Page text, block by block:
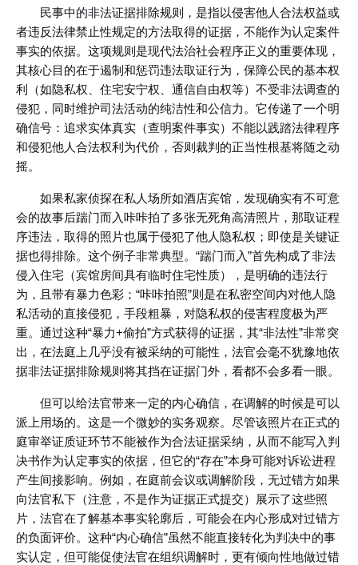
民事中的非法证据排除规则，是指以侵害他人合法权益或
者违反法律禁止性规定的方法取得的证据，不能作为认定案件
事实的依据。这项规则是现代法治社会程序正义的重要体现，
其核心目的在于遏制和惩罚违法取证行为，保障公民的基本权
利（如隐私权、住宅安宁权、通信自由权等）不受非法调查的
侵犯，同时维护司法活动的纯洁性和公信力。它传递了一个明
确信号：追求实体真实（查明案件事实）不能以践踏法律程序
和侵犯他人合法权利为代价，否则裁判的正当性根基将随之动
摇。
如果私家侦探在私人场所如酒店宾馆，发现确实有不可意
会的故事后踹门而入咔咔拍了多张无死角高清照片，那取证程
序违法，取得的照片也属于侵犯了他人隐私权；即使是关键证
据也得排除。这个例子非常典型。“踹门而入”首先构成了非法
侵入住宅（宾馆房间具有临时住宅性质），是明确的违法行
为，且带有暴力色彩；“咔咔拍照”则是在私密空间内对他人隐
私活动的直接侵犯，手段粗暴，对隐私权的侵害程度极为严
重。通过这种“暴力+偷拍”方式获得的证据，其“非法性”非常突
出，在法庭上几乎没有被采纳的可能性，法官会毫不犹豫地依
据非法证据排除规则将其挡在证据门外，看都不会多看一眼。
但可以给法官带来一定的内心确信，在调解的时候是可以
派上用场的。这是一个微妙的实务观察。尽管该照片在正式的
庭审举证质证环节不能被作为合法证据采纳，从而不能写入判
决书作为认定事实的依据，但它的“存在”本身可能对诉讼进程
产生间接影响。例如，在庭前会议或调解阶段，无过错方如果
向法官私下（注意，不是作为证据正式提交）展示了这些照
片，法官在了解基本事实轮廓后，可能会在内心形成对过错方
的负面评价。这种“内心确信”虽然不能直接转化为判决中的事
实认定，但可能促使法官在组织调解时，更有倾向性地做过错